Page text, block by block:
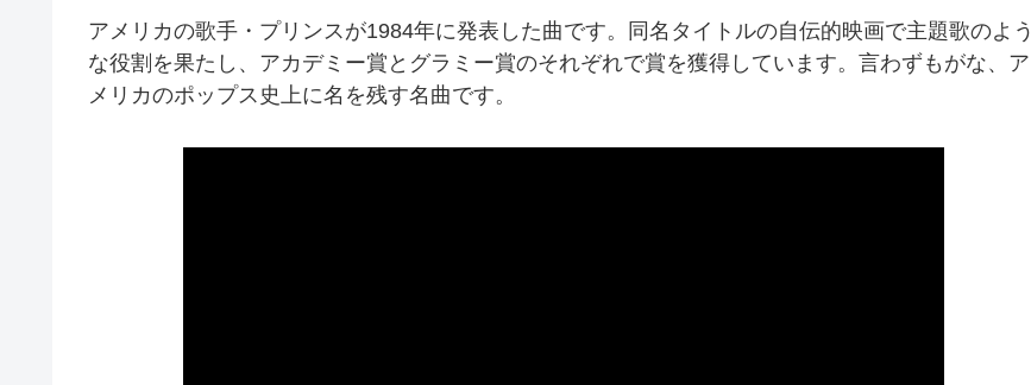
アメリカの歌手・プリンスが1984年に発表した曲です。同名タイトルの自伝的映画で主題歌のよう
な役割を果たし、アカデミー賞とグラミー賞のそれぞれで賞を獲得しています。言わずもがな、ア
メリカのポップス史上に名を残す名曲です。